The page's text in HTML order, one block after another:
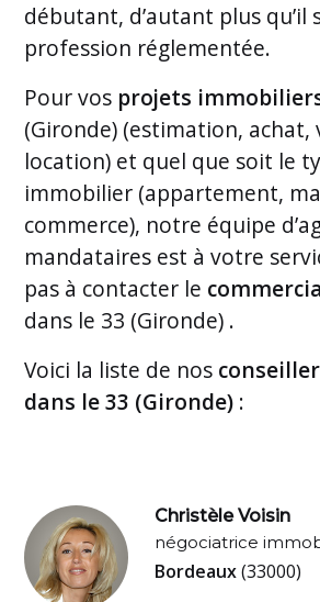
débutant, d’autant plus qu’il
profession réglementée.
Pour vos projets
(Gironde) (estimation, achat,
location) et quel que soit le
immobilier (appartement,
commerce), notre équipe
mandataires est à votre
pas à contacter le
dans le 33 (Gironde) .
Voici la liste de nos
dans le 33 (Gironde) :
Christèle Voisin
négociatrice
Bordeaux(33000)